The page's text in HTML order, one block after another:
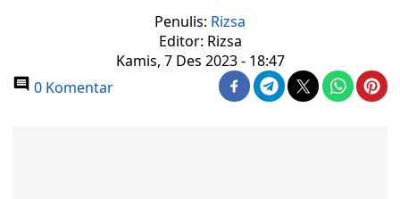
Penulis: Rizsa
Editor: Rizsa
Kamis, 7 Des 2023 - 18:47
0 Komentar